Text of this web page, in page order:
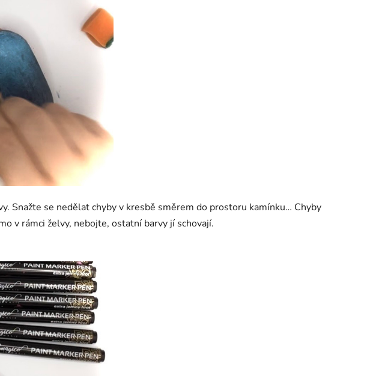
Snažte se nedělat chyby v kresbě směrem do prostoru kamínku… Chyby
v rámci želvy, nebojte, ostatní barvy jí schovají.